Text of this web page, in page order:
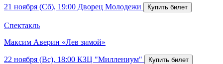
21 ноября (Сб), 19:00 Дворец Молодежи
Спектакль
Максим Аверин «Лев зимой»
22 ноября (Вс), 18:00 КЗЦ "Миллениум"